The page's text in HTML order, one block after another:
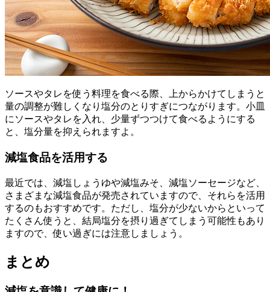
ソースやタレを使う料理を食べる際、上からかけてしまうと
量の調整が難しくなり塩分のとりすぎにつながります。小皿
にソースやタレを入れ、少量ずつつけて食べるようにする
と、塩分量を抑えられますよ。
減塩食品を活用する
最近では、減塩しょうゆや減塩みそ、減塩ソーセージなど、
さまざまな減塩食品が発売されていますので、それらを活用
するのもおすすめです。ただし、塩分が少ないからといって
たくさん使うと、結局塩分を摂り過ぎてしまう可能性もあり
ますので、使い過ぎには注意しましょう。
まとめ